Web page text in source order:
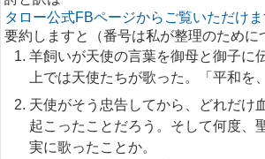
タロー公式FBページからご覧いただけま
要約しますと（番号は私が整理のために
羊飼いが天使の言葉を御母と御子に
上では天使たちが歌った。「平和を
天使がそう忠告してから、どれだけ
起こったことだろう。そして何度、
実に歌ったことか。